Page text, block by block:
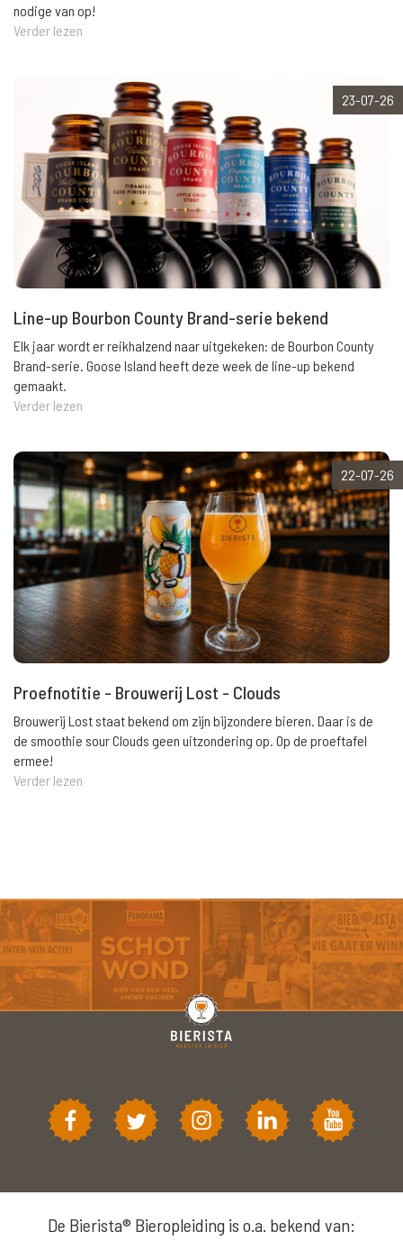
nodige van op!
Verder lezen
23-07-26
Line-up Bourbon County Brand-serie bekend
Elk jaar wordt er reikhalzend naar uitgekeken: de Bourbon County
Brand-serie. Goose Island heeft deze week de line-up bekend
gemaakt.
Verder lezen
22-07-26
Proefnotitie - Brouwerij Lost - Clouds
Brouwerij Lost staat bekend om zijn bijzondere bieren. Daar is de
de smoothie sour Clouds geen uitzondering op. Op de proeftafel
ermee!
Verder lezen
De Bierista® Bieropleiding is o.a. bekend van: